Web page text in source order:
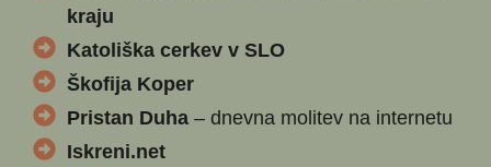
kraju
Katoliška cerkev v SLO
Škofija Koper
Pristan Duha – dnevna molitev na internetu
Iskreni.net